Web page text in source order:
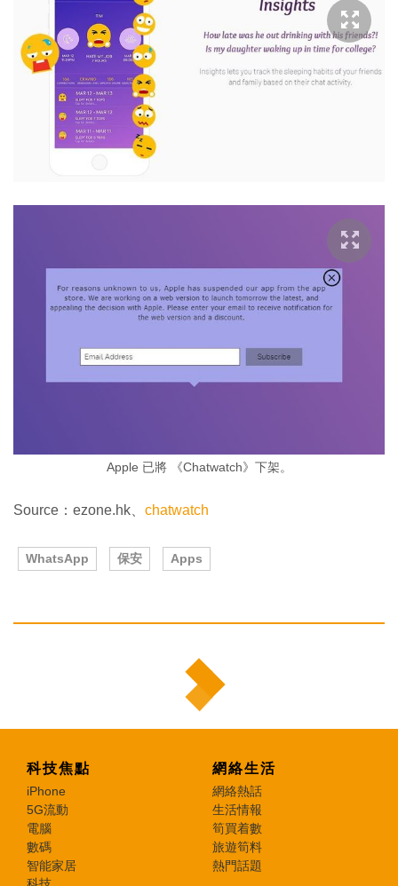
Apple 已將 《Chatwatch》下架。
Source：ezone.hk、 chatwatch
WhatsApp 保安 Apps
科技焦點
iPhone
5G流動
電腦
數碼
智能家居
網絡生活
網絡熱話
生活情報
筍買着數
旅遊筍料
熱門話題